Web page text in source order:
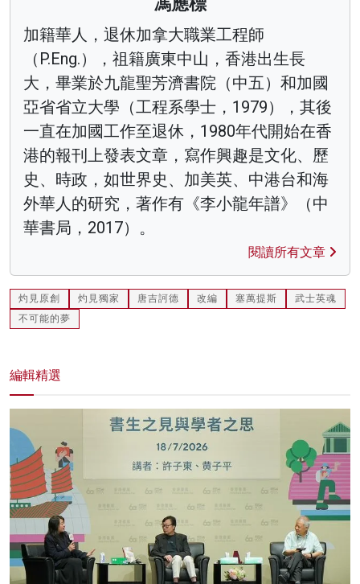
加籍華人，退休加拿大職業工程師
（P.Eng.），祖籍廣東中山，香港出生長
大，畢業於九龍聖芳濟書院（中五）和加國
亞省省立大學（工程系學士，1979），其後
一直在加國工作至退休，1980年代開始在香
港的報刊上發表文章，寫作興趣是文化、歷
史、時政，如世界史、加美英、中港台和海
外華人的研究，著作有《李小龍年譜》（中
華書局，2017）。
閱讀所有文章
灼見原創 灼見獨家 唐吉訶德 改編 塞萬提斯
武士英魂
不可能的夢
編輯精選